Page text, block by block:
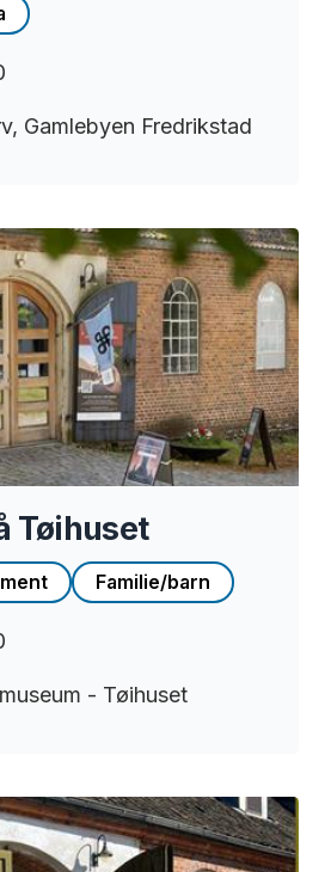
Gamlebyen Fredrikstad
Tøihuset
Familie/barn
- Tøihuset